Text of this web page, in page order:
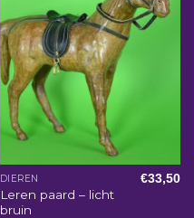
DIEREN
Leren paard – licht
bruin
€33,50